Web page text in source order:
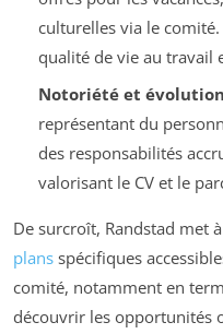
culturelles via le
qualité de vie au travail
Notoriété et évolution
représentant du
des responsabilités
valorisant le CV et le
De surcroît, Randstad met
plans spécifiques
comité, notamment en
découvrir les opportunités